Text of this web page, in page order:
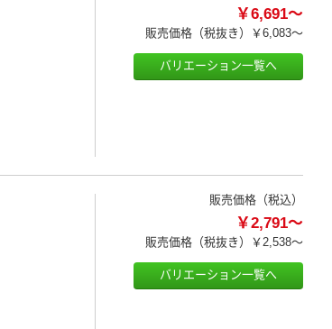
￥6,691～
販売価格（税抜き） ￥6,083～
バリエーション一覧へ
販売価格（税込）
￥2,791～
販売価格（税抜き） ￥2,538～
バリエーション一覧へ